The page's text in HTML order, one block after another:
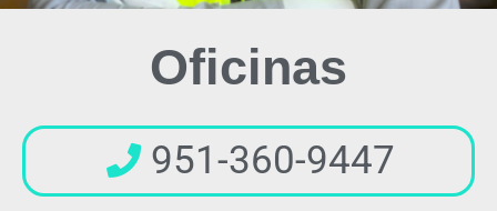
Oficinas
951-360-9447